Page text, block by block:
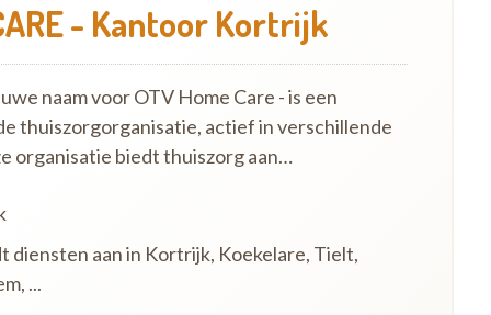
- Kantoor Kortrijk
naam voor OTV Home Care - is een
thuiszorgorganisatie, actief in verschillende
organisatie biedt thuiszorg aan…
aan in Kortrijk, Koekelare, Tielt,
...